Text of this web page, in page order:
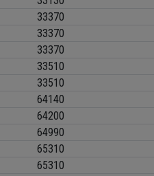
33370
33370
33370
33510
33510
64140
64200
64990
65310
65310